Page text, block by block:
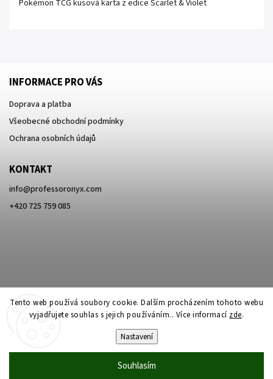
Tento web používá soubory cookie. Dalším procházením tohoto webu
vyjadřujete souhlas s jejich používáním.. Více informací zde.
Nastavení
Souhlasím
Pokémon TCG kusová karta z edice Scarlet& Violet
INFORMACE PRO VÁS
Doprava a platba
Všeobecné obchodní podmínky
Ochrana osobních údajů
KONTAKT
info@professoronyx.com
+420 725 759 085
Professor Onyx. Všechna práva vyhrazena.